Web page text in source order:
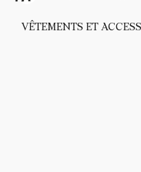
VÊTEMENTS ET